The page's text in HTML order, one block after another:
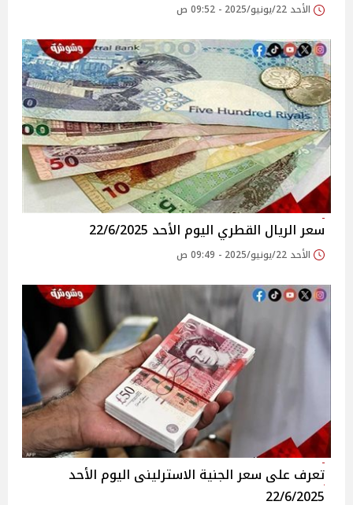
الأحد 22/يونيو/2025 - 09:52 ص
سعر الريال القطري اليوم الأحد 22/6/2025
الأحد 22/يونيو/2025 - 09:49 ص
تعرف على سعر الجنية الاسترلينى اليوم الأحد
22/6/2025